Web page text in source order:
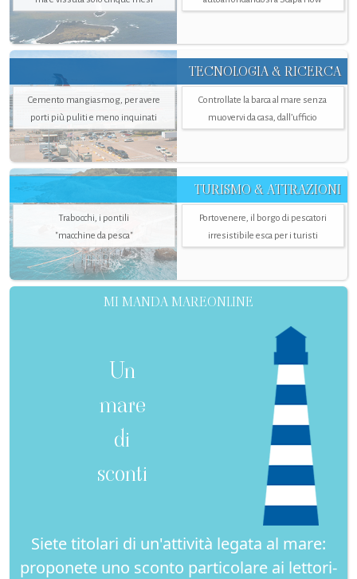
TECNOLOGIA & RICERCA
Cemento mangiasmog, per avere
porti più puliti e meno inquinati
Controllate la barca al mare senza
muovervi da casa, dall’ufficio
TURISMO & ATTRAZIONI
Trabocchi, i pontili
"macchine da pesca"
Portovenere, il borgo di pescatori
irresistibile esca per i turisti
MI MANDA MAREONLINE
Un
mare
di
sconti
Siete titolari di un'attività legata al mare:
proponete uno sconto particolare ai lettori-